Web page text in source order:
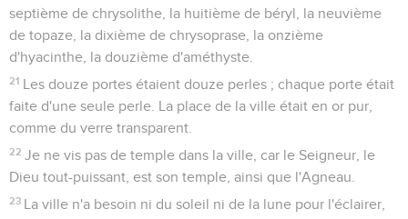
septième de chrysolithe, la huitième de béryl, la neuvième
de topaze, la dixième de chrysoprase, la onzième
d'hyacinthe, la douzième d'améthyste.
21 Les douze portes étaient douze perles ; chaque porte était
faite d'une seule perle. La place de la ville était en or pur,
comme du verre transparent.
22 Je ne vis pas de temple dans la ville, car le Seigneur, le
Dieu tout-puissant, est son temple, ainsi que l'Agneau.
23 La ville n'a besoin ni du soleil ni de la lune pour l'éclairer,